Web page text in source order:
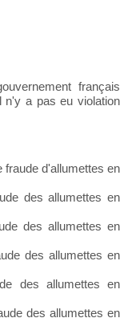
français
n'y a pas eu violation
fraude d'allumettes en
des allumettes en
des allumettes en
des allumettes en
des allumettes en
des allumettes en